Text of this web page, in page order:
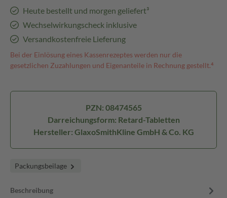
Heute bestellt und morgen geliefert³
Wechselwirkungscheck inklusive
Versandkostenfreie Lieferung
Bei der Einlösung eines Kassenrezeptes werden nur die
gesetzlichen Zuzahlungen und Eigenanteile in Rechnung gestellt.⁴
PZN: 08474565
Darreichungsform: Retard-Tabletten
Hersteller: GlaxoSmithKline GmbH & Co. KG
Packungsbeilage
Beschreibung